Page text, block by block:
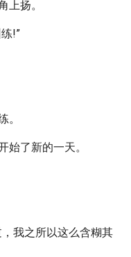
上扬。
!”
。
始了新的一天。
，我之所以这么含糊其